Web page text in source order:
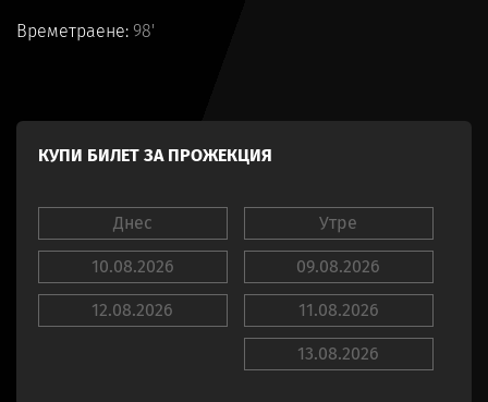
Времетраене: 98'
КУПИ БИЛЕТ ЗА ПРОЖЕКЦИЯ
Днес Утре
09.08.2026
10.08.2026
11.08.2026
12.08.2026
13.08.2026